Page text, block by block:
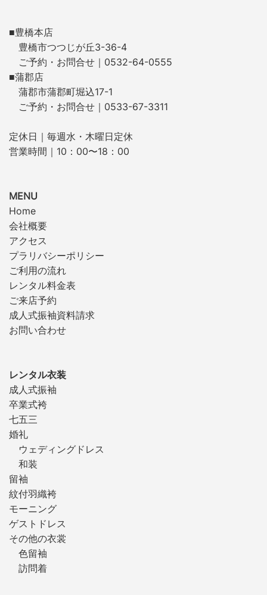
■豊橋本店
豊橋市つつじが丘3-36-4
ご予約・お問合せ｜0532-64-0555
■蒲郡店
蒲郡市蒲郡町堀込17-1
ご予約・お問合せ｜0533-67-3311
定休日｜毎週水・木曜日定休
営業時間｜10：00〜18：00
MENU
Home
会社概要
アクセス
プラリバシーポリシー
ご利用の流れ
レンタル料金表
ご来店予約
成人式振袖資料請求
お問い合わせ
レンタル衣装
成人式振袖
卒業式袴
七五三
婚礼
ウェディングドレス
和装
留袖
紋付羽織袴
モーニング
ゲストドレス
その他の衣裳
色留袖
訪問着